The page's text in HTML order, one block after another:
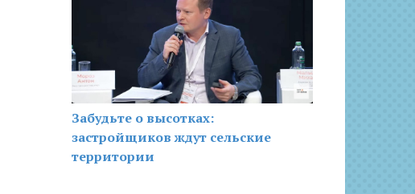
Забудьте о высотках:
застройщиков ждут сельские
территории